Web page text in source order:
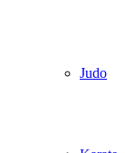
Judo